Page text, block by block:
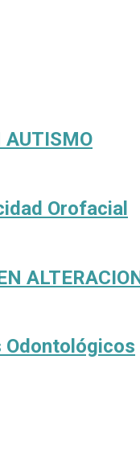
AUTISMO
Orofacial
Odontológicos